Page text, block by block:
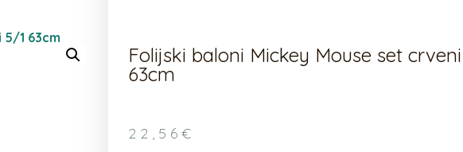
Folijski baloni Mickey Mouse set
63cm
22,56 €